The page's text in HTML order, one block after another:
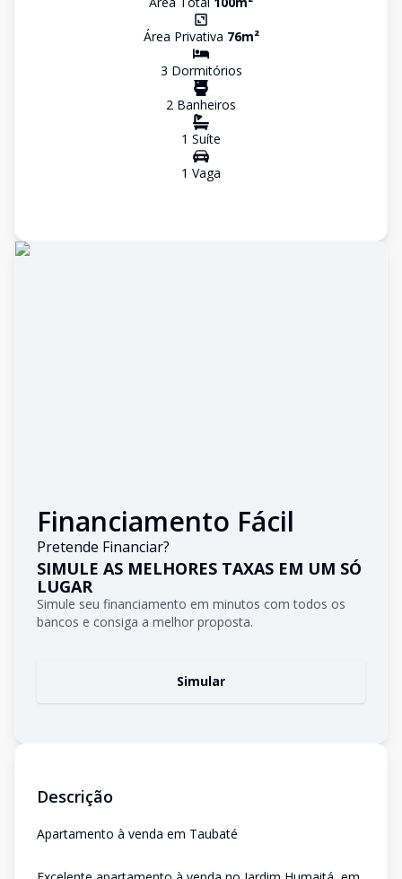
Área Privativa 76m²
3 Dormitórios
2 Banheiros
1 Suíte
1 Vaga
Financiamento Fácil
Pretende Financiar?
SIMULE AS MELHORES TAXAS EM UM SÓ
LUGAR
Simule seu financiamento em minutos com todos os
bancos e consiga a melhor proposta.
Simular
Descrição
Apartamento à venda em Taubaté